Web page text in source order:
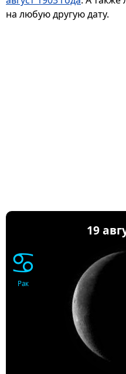
на любую другую дату.
19
♋
Рак